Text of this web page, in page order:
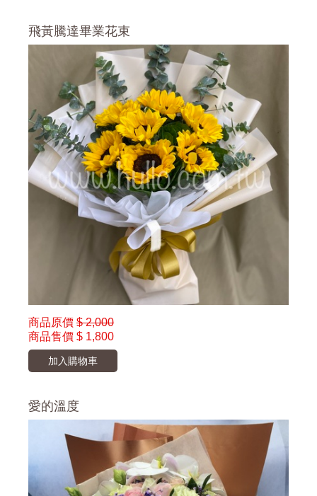
飛黃騰達畢業花束
商品原價 $ 2,000
商品售價 $ 1,800
加入購物車
愛的溫度